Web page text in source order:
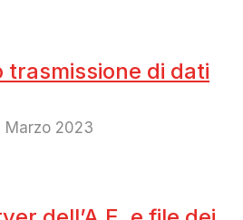
trasmissione di dati
Marzo 2023